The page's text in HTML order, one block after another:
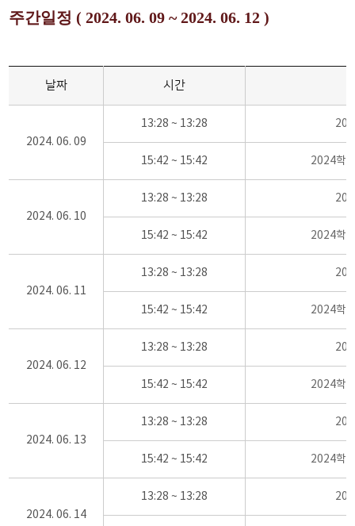
주간일정 ( 2024. 06. 09 ~ 2024. 06. 12 )
날짜 시간
2024. 06. 09
13:28 ~ 13:28
15:42 ~ 15:42 2024학
2024. 06. 10
13:28 ~ 13:28
15:42 ~ 15:42 2024학
2024. 06. 11
13:28 ~ 13:28
15:42 ~ 15:42 2024학
2024. 06. 12
13:28 ~ 13:28
15:42 ~ 15:42 2024학
2024. 06. 13
13:28 ~ 13:28
15:42 ~ 15:42 2024학
2024. 06. 14
13:28 ~ 13:28